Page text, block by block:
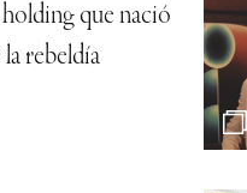
que nació
la rebeldía